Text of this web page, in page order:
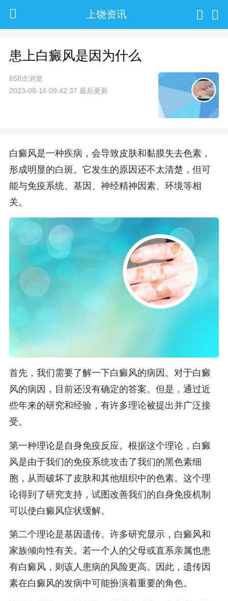
上饶资讯
患上白癜风是因为什么
858次浏览
2023-08-16 09:42:37 最后更新
白癜风是一种疾病，会导致皮肤和黏膜失去色素，
形成明显的白斑。它发生的原因还不太清楚，但可
能与免疫系统、基因、神经精神因素、环境等相
关。
首先，我们需要了解一下白癜风的病因。对于白癜
风的病因，目前还没有确定的答案。但是，通过近
些年来的研究和经验，有许多理论被提出并广泛接
受。
第一种理论是自身免疫反应。根据这个理论，白癜
风是由于我们的免疫系统攻击了我们的黑色素细
胞，从而破坏了皮肤和其他组织中的色素。这个理
论得到了研究支持，试图改善我们的自身免疫机制
可以使白癜风症状缓解。
第二个理论是基因遗传。许多研究显示，白癜风和
家族倾向性有关。若一个人的父母或直系亲属也患
有白癜风，则该人患病的风险更高。因此，遗传因
素在白癜风的发病中可能扮演着重要的角色。